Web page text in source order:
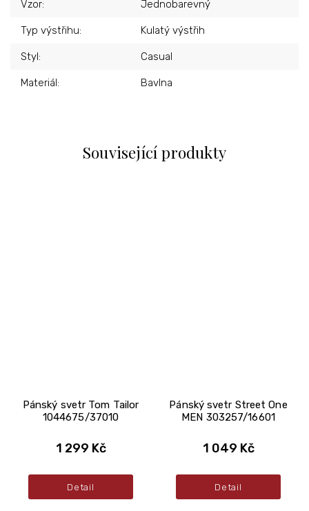
Související produkty
Pánský svetr Tom Tailor
1044675/37010
1 299 Kč
Detail
Pánský svetr Street One
MEN 303257/16601
1 049 Kč
Detail
Vzor: Jednobarevný
Typ výstřihu: Kulatý výstřih
Styl: Casual
Materiál: Bavlna